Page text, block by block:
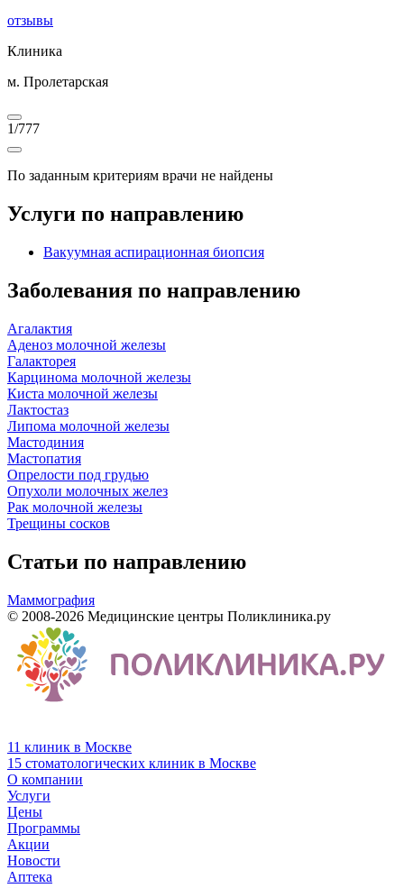
отзывы
Клиника
м. Пролетарская
1/777
По заданным критериям врачи не найдены
Услуги по направлению
Вакуумная аспирационная биопсия
Заболевания по направлению
Агалактия
Аденоз молочной железы
Галакторея
Карцинома молочной железы
Киста молочной железы
Лактостаз
Липома молочной железы
Мастодиния
Мастопатия
Опрелости под грудью
Опухоли молочных желез
Рак молочной железы
Трещины сосков
Статьи по направлению
Маммография
© 2008-2026 Медицинские центры Поликлиника.ру
11 клиник в Москве
15 стоматологических клиник в Москве
О компании
Услуги
Цены
Программы
Акции
Новости
Аптека